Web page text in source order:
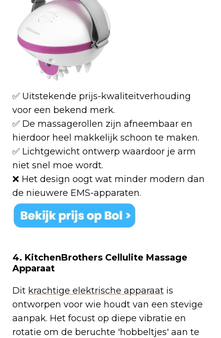
✅ Uitstekende prijs-kwaliteitverhouding
voor een bekend merk.
✅ De massagerollen zijn afneembaar en
hierdoor heel makkelijk schoon te maken.
✅ Lichtgewicht ontwerp waardoor je arm
niet snel moe wordt.
❌ Het design oogt wat minder modern dan
de nieuwere EMS-apparaten.
4. KitchenBrothers Cellulite Massage
Apparaat
Dit krachtige elektrische apparaat is
ontworpen voor wie houdt van een stevige
aanpak. Het focust op diepe vibratie en
rotatie om de beruchte 'hobbeltjes' aan te